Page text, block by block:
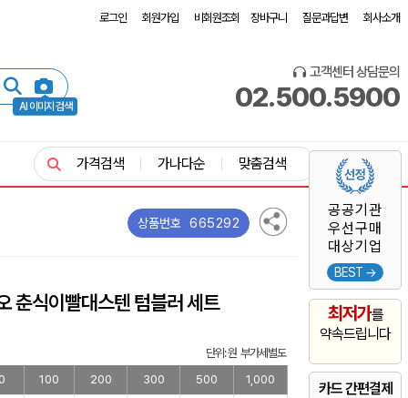
로그인 회원가입 비회원조회 장바구니 질문과답변 회사소개
AI 이미지 검색
고객센터 상담문의
02.500.5900
공공기관
우선구매
대상기업
BEST →
최저가를
약속드립니다
카드 간편결제
가격검색 가나다순 맞춤검색
상품번호 665292
춘식이빨대스텐 텀블러 세트
단위: 원 부가세별도
100 200 300 500 1,000